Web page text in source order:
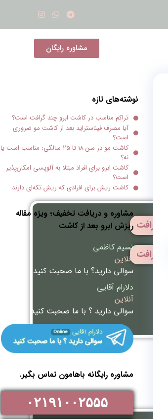
مشاوره رایگان
نوشته‌های تازه
تراکم مناسب در کاشت ابرو چند گرافت است؟
آیا مصرف فیناستراید بعد از کاشت مو ضروری
است؟
کاشت مو در سن ۱۸ تا ۲۵ سالگی؛ مناسب است یا
نه؟
کاشت ابرو برای افراد مبتلا به آلوپسی امکان‌پذیر
است؟
کاشت ریش برای افرادی که ریش تکه‌ای دارند
مشاوره و دریافت تخفیف؛ ویژه مقاله
ریزش ابرو بعد از کاشت
نسیم کاظمی
آنلاین
سوالی دارید؟ با ما صحبت کنید
دلارام آقایی
آنلاین
سوالی دارید ؟ با ما صحبت کنید
مشاوره رایگانه باهامون تماس بگیر.
۰۲۱۹۱۰۰۲۵۵۵